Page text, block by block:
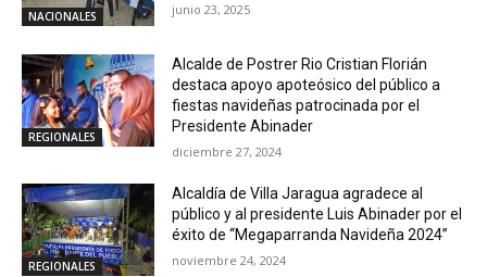
NACIONALES junio 23, 2025
REGIONALES
Alcalde de Postrer Rio Cristian Florián
destaca apoyo apoteósico del público a
fiestas navideñas patrocinada por el
Presidente Abinader
diciembre 27, 2024
REGIONALES
Alcaldía de Villa Jaragua agradece al
público y al presidente Luis Abinader por el
éxito de “Megaparranda Navideña 2024”
noviembre 24, 2024